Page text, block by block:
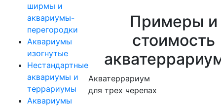
ширмы и
аквариумы-
перегородки
Аквариумы
изогнутые
Нестандартные
аквариумы и
террариумы
Аквариумы
Примеры и
стоимость
Акватеррариум
для трех черепах